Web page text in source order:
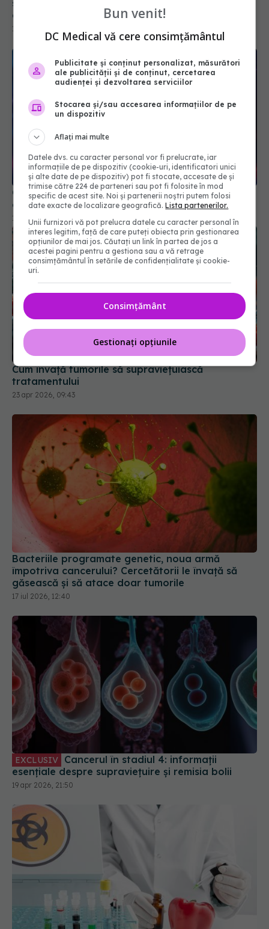
specialist explică. Cum trebuie să bei cafeaua și
ceaiul, de fapt?
15 aug 2025, 22:42
Cancerul de colon face ravagii. Creștere
explozivă a cazurilor
13 noi 2025, 12:29
Cum învață tumorile să supraviețuiască
tratamentului
23 apr 2026, 09:43
Bacteriile programate genetic, noua armă
împotriva cancerului? Cercetătorii le învață să
găsească și să atace doar tumorile
17 iul 2026, 12:40
EXCLUSIV
esențiale despre supraviețuire și remisia bolii
19 apr 2026, 21:50
Bun venit!
DC Medical vă cere consimțământul
Publicitate și conținut personalizat, măsurători
ale publicității și de conținut, cercetarea
audienței și dezvoltarea serviciilor
Stocarea și/sau accesarea informațiilor de pe
un dispozitiv
Aflați mai multe
Datele dvs. cu caracter personal vor fi prelucrate, iar
informațiile de pe dispozitiv (cookie-uri, identificatori unici
și alte date de pe dispozitiv) pot fi stocate, accesate de și
trimise către 224 de parteneri sau pot fi folosite în mod
specific de acest site. Noi și partenerii noștri putem folosi
date exacte de localizare geografică.Lista partenerilor.
Unii furnizori vă pot prelucra datele cu caracter personal în
interes legitim, față de care puteți obiecta prin gestionarea
opțiunilor de mai jos. Căutați un link în partea de jos a
acestei pagini pentru a gestiona sau a vă retrage
consimțământul în setările de confidențialitate și cookie-
uri.
Consimțământ
Gestionați opțiunile